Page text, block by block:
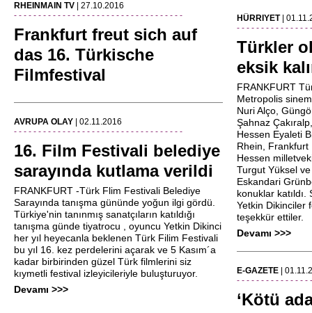
RHEINMAIN TV
| 27.10.2016
- - - - - - - - - - - - - - - - - - - - - - - - - - - - - - - - - - -
Frankfurt freut sich auf
das 16. Türkische
Filmfestival
AVRUPA OLAY
| 02.11.2016
- - - - - - - - - - - - - - - - - - - - - - - - - - - - - - - - - - -
16. Film Festivali belediye
sarayında kutlama verildi
FRANKFURT -Türk Flim Festivali Belediye
Sarayında tanışma gününde yoğun ilgi gördü.
Türkiye'nin tanınmış sanatçıların katıldığı
tanışma günde tiyatrocu , oyuncu Yetkin Dikinci
her yıl heyecanla beklenen Türk Filim Festivali
bu yıl 16. kez perdelerini açarak ve 5 Kasım´a
kadar birbirinden güzel Türk filmlerini siz
kıymetli festival izleyicileriyle buluşturuyor.
Devamı >>>
HÜRRIYET
|
- - - - - - - - - - - - - - -
Türkler
eksik
FRANKFURT
Metropolis
Nuri Alço,
Şahnaz
Hessen Eyaleti
Rhein, Frankfurt
Hessen
Turgut Yüksel
Eskandari
konuklar
Yetkin Dikinciler
teşekkür ettiler.
Devamı >>>
E-GAZETE
|
- - - - - - - - - - - - - - -
‘Kötü